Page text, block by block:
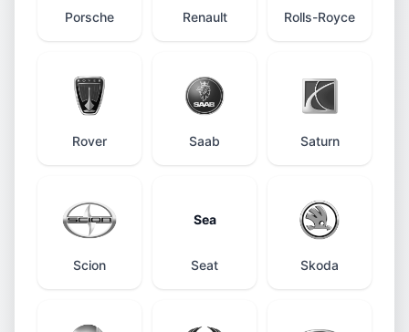
Porsche Renault Rolls-Royce
Rover Saab Saturn
Scion
Sea
Seat Skoda